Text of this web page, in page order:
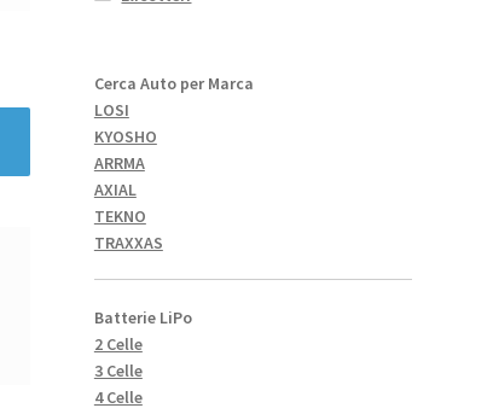
Cerca Auto per Marca
LOSI
KYOSHO
ARRMA
AXIAL
TEKNO
TRAXXAS
Batterie LiPo
2 Celle
3 Celle
4 Celle